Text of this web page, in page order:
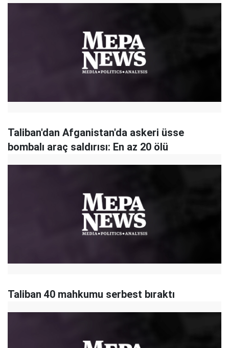
Taliban'dan Afganistan'da askeri üsse
bombalı araç saldırısı: En az 20 ölü
Taliban 40 mahkumu serbest bıraktı